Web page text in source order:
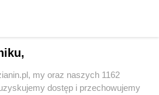
my oraz naszych 1162
dostęp i przechowujemy